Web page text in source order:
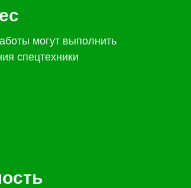
могут выполнить
спецтехники